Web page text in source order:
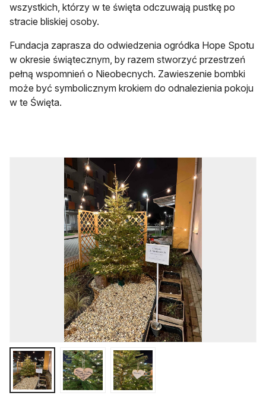
wszystkich, którzy w te święta odczuwają pustkę po
stracie bliskiej osoby.
Fundacja zaprasza do odwiedzenia ogródka Hope Spotu
w okresie świątecznym, by razem stworzyć przestrzeń
pełną wspomnień o Nieobecnych. Zawieszenie bombki
może być symbolicznym krokiem do odnalezienia pokoju
w te Święta.